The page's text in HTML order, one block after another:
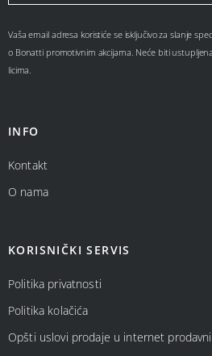
Vaša email adresa koristiće se isključivo za slanje
o Bonatti promotivnim akcijama. Neće biti
licima.
INFO
Kontakt
O nama
KORISNIČKI SERVIS
Politika privatnosti
Politika kolačića
Opšti uslovi prodaje u internet